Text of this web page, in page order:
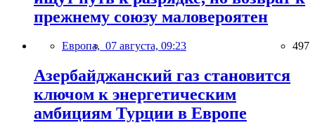
прежнему союзу маловероятен
Европа, 07 августа, 09:23 497
Азербайджанский газ становится
ключом к энергетическим
амбициям Турции в Европе